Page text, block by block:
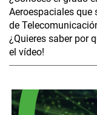
Aeroespaciales que
de
¿Quieres saber por
el vídeo!